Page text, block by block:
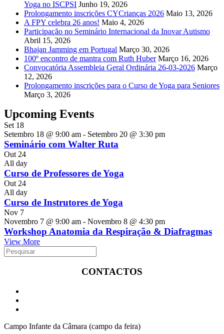
Yoga no ISCPSI Junho 19, 2026
Prolongamento inscrições CYCrianças 2026 Maio 13, 2026
A FPY celebra 26 anos! Maio 4, 2026
Participação no Seminário Internacional da Inovar Autismo
Abril 15, 2026
Bhajan Jamming em Portugal Março 30, 2026
100º encontro de mantra com Ruth Huber Março 16, 2026
Convocatória Assembleia Geral Ordinária 26-03-2026 Março
12, 2026
Prolongamento inscrições para o Curso de Yoga para Seniores
Março 3, 2026
Upcoming Events
Set 18
Setembro 18 @ 9:00 am - Setembro 20 @ 3:30 pm
Seminário com Walter Ruta
Out 24
All day
Curso de Professores de Yoga
Out 24
All day
Curso de Instrutores de Yoga
Nov 7
Novembro 7 @ 9:00 am - Novembro 8 @ 4:30 pm
Workshop Anatomia da Respiração & Diafragmas
View More
CONTACTOS
Campo Infante da Câmara (campo da feira)